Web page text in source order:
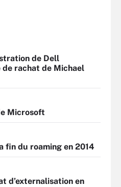
de Dell
rachat de Michael
Microsoft
fin du roaming en 2014
d’externalisation en